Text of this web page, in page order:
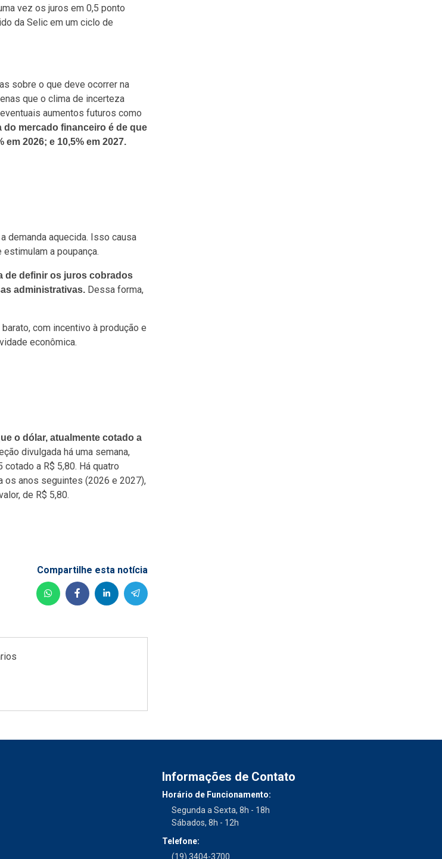
vez os juros em 0,5 ponto
da Selic em um ciclo de
sobre o que deve ocorrer na
que o clima de incerteza
aumentos futuros como
do mercado financeiro é de que
2026; e 10,5% em 2027.
demanda aquecida. Isso causa
a poupança.
de definir os juros cobrados
administrativas. Dessa forma,
com incentivo à produção e
econômica.
o dólar, atualmente cotado a
divulgada há uma semana,
a R$ 5,80. Há quatro
os anos seguintes (2026 e 2027),
de R$ 5,80.
Compartilhe esta notícia
Informações de Contato
Horário de Funcionamento:
Segunda a Sexta, 8h - 18h
Sábados, 8h - 12h
Telefone:
(19) 3404-3700